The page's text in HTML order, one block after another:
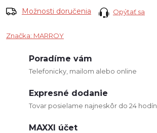
Možnosti doručenia Opýtať sa
Značka: MARROY
Poradíme vám
Telefonicky, mailom alebo online
Expresné dodanie
Tovar posielame najneskôr do 24 hodín
MAXXI účet